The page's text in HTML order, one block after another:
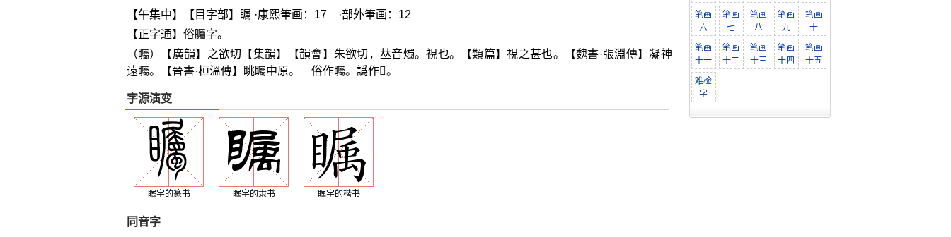
【午集中】【目字部】瞩 ·康熙筆画：17 ·部外筆画：12
【正字通】俗矚字。
（矚）【廣韻】之欲切【集韻】【韻會】朱欲切，𠀤音燭。視也。【類篇】視之甚也。【魏書·張淵傳】凝神
遠矚。【晉書·桓溫傳】眺矚中原。 俗作矚。譌作𥋛。
字源演变
瞩字的篆书 瞩字的隶书 瞩字的楷书
同音字
笔画
六
笔画
七
笔画
八
笔画
九
笔画
十
笔画
十一
笔画
十二
笔画
十三
笔画
十四
笔画
十五
难检
字